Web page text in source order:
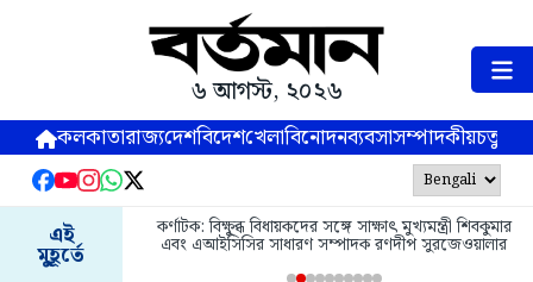
৬ আগস্ট, ২০২৬
কলকাতারাজ্যদেশবিদেশখেলাবিনোদনব্যবসাসম্পাদকীয়
এই
মুহূর্তে
কর্ণাটক: বিক্ষুব্ধ বিধায়কদের সঙ্গে সাক্ষাৎ মুখ্যমন্ত্রী শিবকুমার
এবং এআইসিসির সাধারণ সম্পাদক রণদীপ সুরজেওয়ালার